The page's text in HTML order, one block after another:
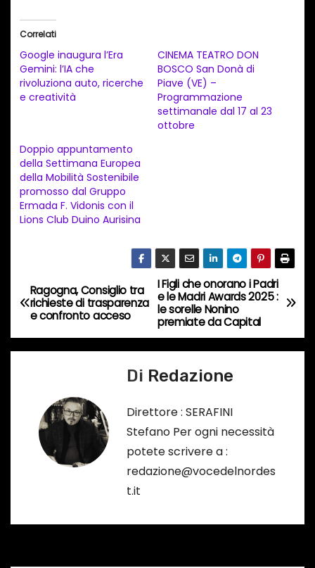
a
m
e
t
o
i
n
c
s
o
…
Correlati
Google inaugura l’Era
Gemini: l’IA che
rivoluziona auto, ricerche
e creatività
CINEMA TEATRO DON
BOSCO San Donà di
Piave (VE) –
Programmazione
settimanale dal 17 al 23
ottobre
Doppio appuntamento
della Settimana Europea
della Mobilità Sostenibile
promosso dal Gruppo
Ermada F. Vidonis con il
Lions Club Duino Aurisina
N
a
v
o
I Figli che onorano i Padri
e le Madri Awards 2025 :
le sorelle Nonino
premiate da Capital
Ragogna, Consiglio tra
richieste di trasparenza
e confronto acceso
Di Redazione
Direttore : SERAFINI
Stefano Per ogni necessità
potete scrivere a :
redazione@vocedelnordes
t.it